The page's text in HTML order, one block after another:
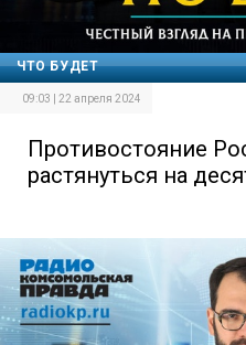
ЧТО БУДЕТ
09:03 | 22 апреля 2024
Противостояние
растянуться на